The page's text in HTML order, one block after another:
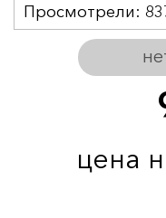
цена
Просмотрели: